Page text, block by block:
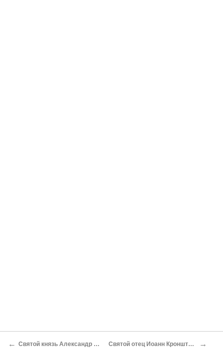
← Святой князь Александр Невский Святой отец Иоанн Кронштадтский →